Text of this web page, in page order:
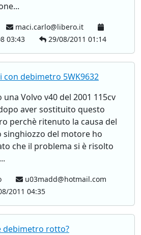
maci.carlo@libero.it
03:43
29/08/2011 01:14
con debimetro 5WK9632
una Volvo v40 del 2001 115cv
aver sostituito questo
perchè ritenuto la causa del
singhiozzo del motore ho
che il problema si è risolto
u03madd@hotmail.com
2011 04:35
debimetro rotto?